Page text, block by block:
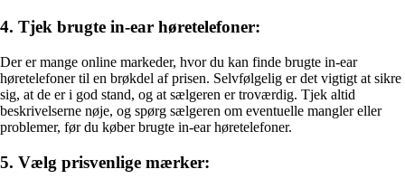
4. Tjek brugte in-ear høretelefoner:
Der er mange online markeder, hvor du kan finde brugte in-ear
høretelefoner til en brøkdel af prisen. Selvfølgelig er det vigtigt at sikre
sig, at de er i god stand, og at sælgeren er troværdig. Tjek altid
beskrivelserne nøje, og spørg sælgeren om eventuelle mangler eller
problemer, før du køber brugte in-ear høretelefoner.
5. Vælg prisvenlige mærker: